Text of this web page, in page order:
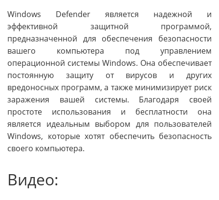
Windows Defender является надежной и
эффективной защитной программой,
предназначенной для обеспечения безопасности
вашего компьютера под управлением
операционной системы Windows. Она обеспечивает
постоянную защиту от вирусов и других
вредоносных программ, а также минимизирует риск
заражения вашей системы. Благодаря своей
простоте использования и бесплатности она
является идеальным выбором для пользователей
Windows, которые хотят обеспечить безопасность
своего компьютера.
Видео: